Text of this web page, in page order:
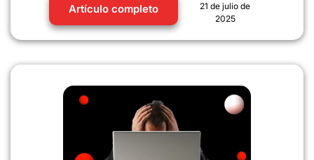
Artículo completo
21 de julio de
2025